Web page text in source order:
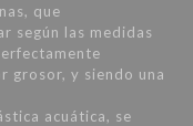
que
según las medidas
grosor, y siendo una
acuática, se